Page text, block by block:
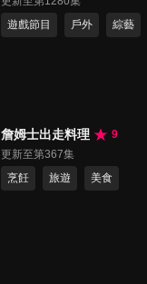
遊戲節目
戶外 綜藝
詹姆士出走料理
9
更新至第367集
烹飪
旅遊 美食